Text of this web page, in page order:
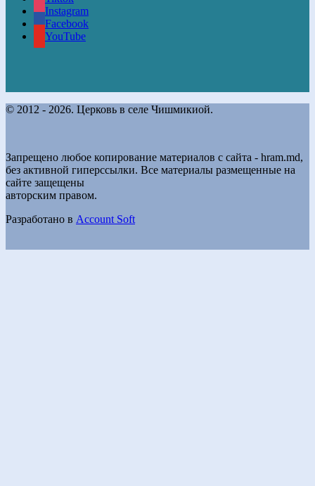
Instagram
Facebook
YouTube
© 2012 - 2026. Церковь в селе Чишмикиой.
Запрещено любое копирование материалов с сайта - hram.md,
без активной гиперссылки. Все материалы размещенные на
сайте защещены
авторским правом.
Разработано в Account Soft